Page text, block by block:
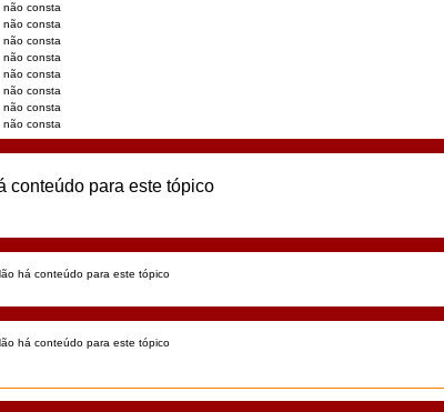
não consta
não consta
não consta
não consta
não consta
não consta
não consta
não consta
conteúdo para este tópico
há conteúdo para este tópico
há conteúdo para este tópico